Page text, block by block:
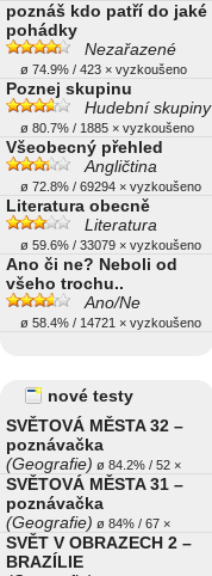
poznáš kdo patří do jaké
pohádky
Nezařazené
ø 74.9% / 423 × vyzkoušeno
Poznej skupinu
Hudební skupiny
ø 80.7% / 1885 × vyzkoušeno
Všeobecný přehled
Angličtina
ø 72.8% / 69294 × vyzkoušeno
Literatura obecně
Literatura
ø 59.6% / 33079 × vyzkoušeno
Ano či ne? Neboli od
všeho trochu..
Ano/Ne
ø 58.4% / 14721 × vyzkoušeno
nové testy
SVĚTOVÁ MĚSTA 32 –
poznávačka
(Geografie) ø 84.2% / 52 ×
SVĚTOVÁ MĚSTA 31 –
poznávačka
(Geografie) ø 84% / 67 ×
SVĚT V OBRAZECH 2 –
BRAZÍLIE